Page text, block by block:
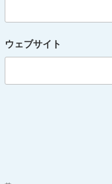
ウェブサイト
投